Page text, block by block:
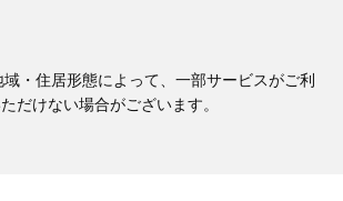
・住居形態によって、一部サービスがご利
だけない場合がございます。